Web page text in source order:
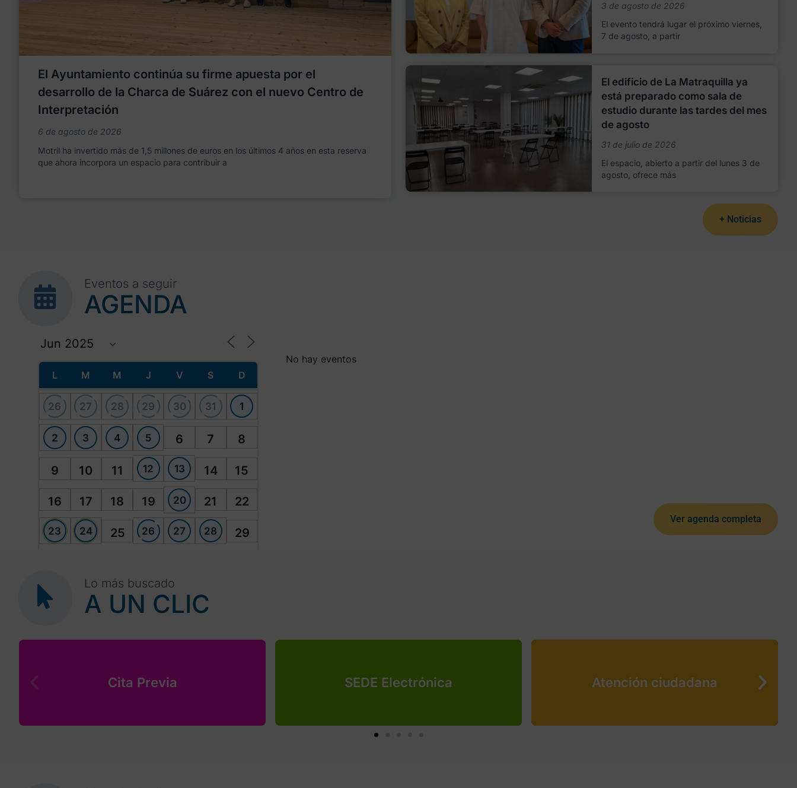
El Ayuntamiento continúa su firme apuesta por el
desarrollo de la Charca de Suárez con el nuevo Centro de
Interpretación
6 de agosto de 2026
Motril ha invertido más de 1,5 millones de euros en los últimos 4 años en esta reserva
que ahora incorpora un espacio para contribuir a
3 de agosto de 2026
El evento tendrá lugar el próximo viernes,
7 de agosto, a partir
El edificio de La Matraquilla ya
está preparado como sala de
estudio durante las tardes del mes
de agosto
31 de julio de 2026
El espacio, abierto a partir del lunes 3 de
agosto, ofrece más
+ Noticias
Eventos a seguir
AGENDA
L M M J V S D
26 27 28 29 30 31 1
2 3 4 5 6 7 8
9 10 11 12 13 14 15
16 17 18 19 20 21 22
23 24 25 26 27 28 29
No hay eventos
Ver agenda completa
Lo más buscado
A UN CLIC
Cita Previa SEDE Electrónica Atención ciudadana